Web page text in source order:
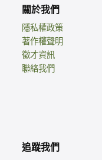
關於我們
隱私權政策
著作權聲明
徵才資訊
聯絡我們
追蹤我們